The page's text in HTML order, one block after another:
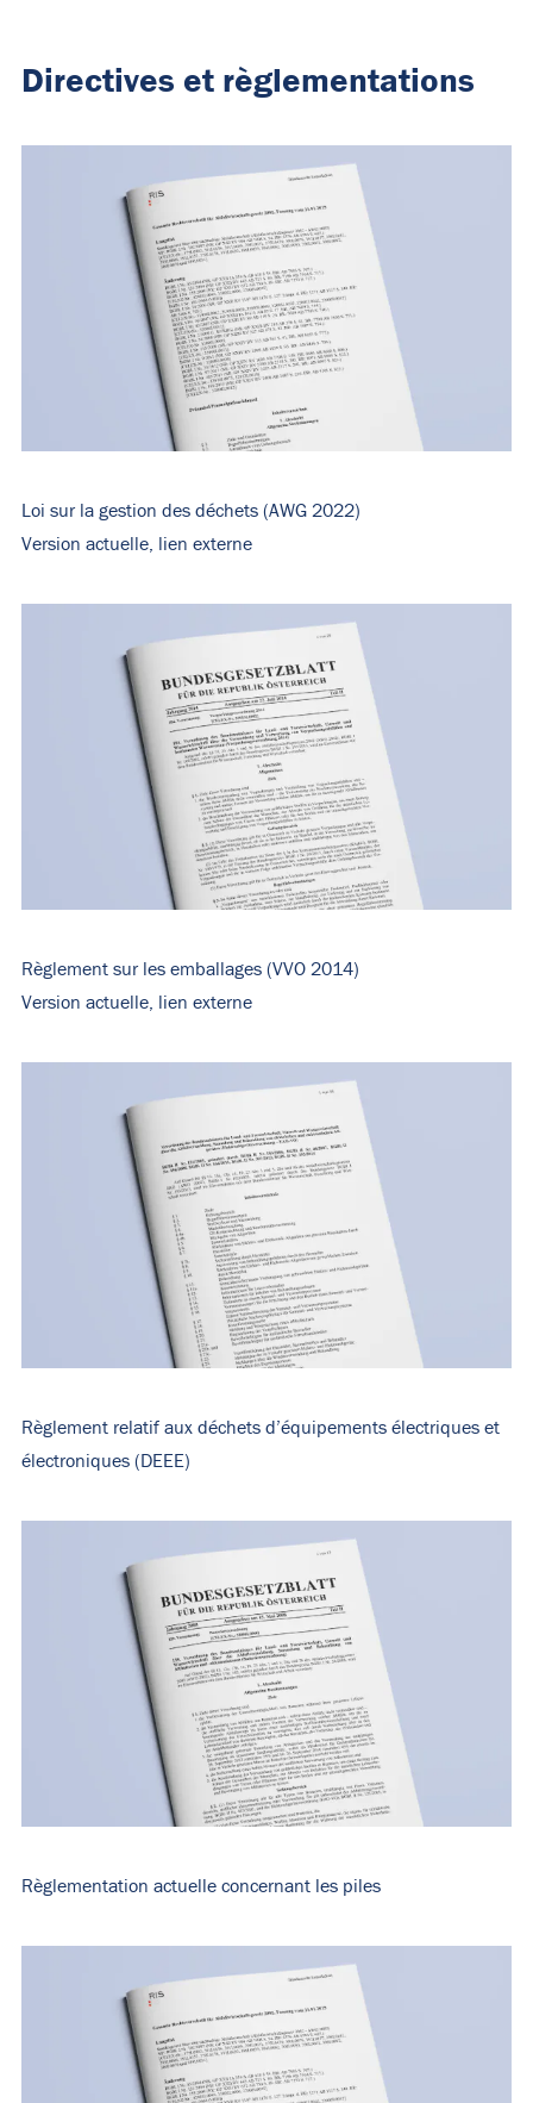
Directives et règlementations
Loi sur la gestion des déchets (AWG 2022)
Version actuelle, lien externe
Règlement sur les emballages (VVO 2014)
Version actuelle, lien externe
Règlement relatif aux déchets d’équipements électriques et
électroniques (DEEE)
Règlementation actuelle concernant les piles